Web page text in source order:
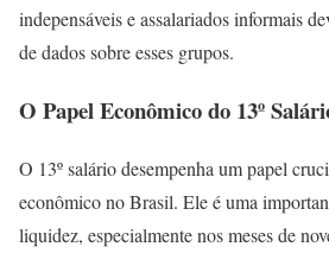
indepensáveis ​​e assalariados informais
de dados sobre esses grupos.
O Papel Econômico do 13º
O 13º salário desempenha um papel
econômico no Brasil. Ele é uma
liquidez, especialmente nos meses de